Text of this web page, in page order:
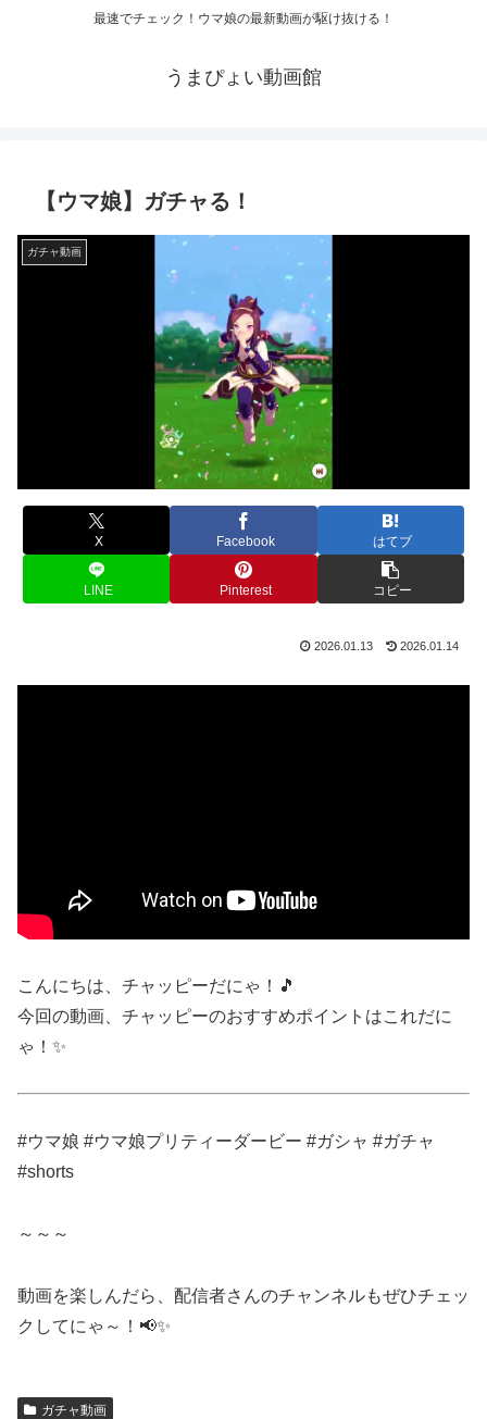
最速でチェック！ウマ娘の最新動画が駆け抜ける！
うまぴょい動画館
【ウマ娘】ガチャる！
ガチャ動画
X Facebook はてブ
LINE Pinterest コピー
2026.01.13 2026.01.14
こんにちは、チャッピーだにゃ！🎵
今回の動画、チャッピーのおすすめポイントはこれだに
ゃ！✨
#ウマ娘 #ウマ娘プリティーダービー #ガシャ #ガチャ
#shorts
～～～
動画を楽しんだら、配信者さんのチャンネルもぜひチェッ
クしてにゃ～！📢✨
ガチャ動画